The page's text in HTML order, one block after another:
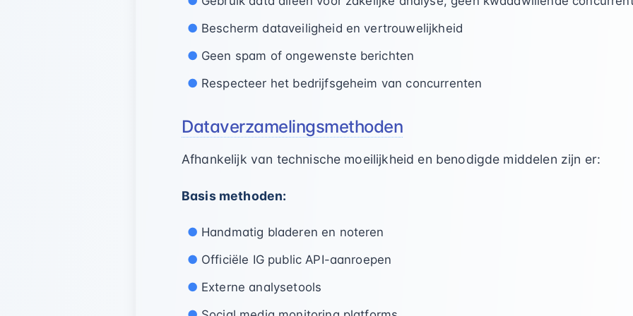
Bescherm dataveiligheid en vertrouwelijkheid
Geen spam of ongewenste berichten
Respecteer het bedrijfsgeheim van concurrenten
Dataverzamelingsmethoden
Afhankelijk van technische moeilijkheid en benodigde middelen zijn er:
Basis methoden:
Handmatig bladeren en noteren
Officiële IG public API-aanroepen
Externe analysetools